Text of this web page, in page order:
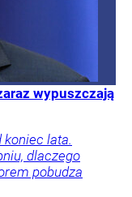
wypuszczają
lata.
dlaczego
pobudza